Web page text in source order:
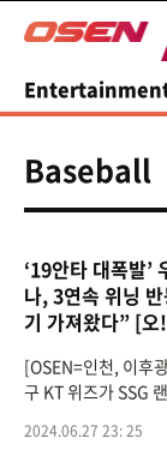
Baseball
‘19안타 대폭발’
나, 3연속 위닝
기 가져왔다” [
[OSEN=인천, 이후
구 KT 위즈가 SSG
그 SSG 랜더스와의
2024.06.27 23: 25